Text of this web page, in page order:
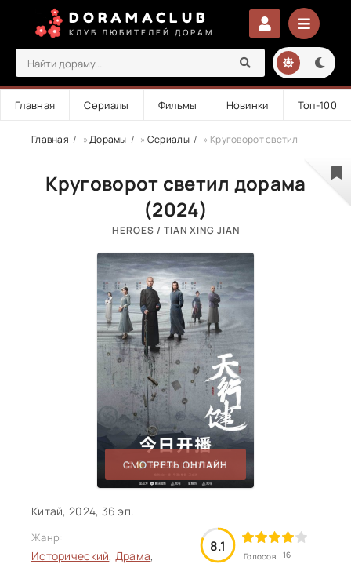
DORAMACLUB
КЛУБ ЛЮБИТЕЛЕЙ ДОРАМ
Главная Сериалы Фильмы Новинки Топ-100
Главная »Дорамы » Сериалы » Круговорот светил
Круговорот светил дорама
(2024)
HEROES / TIAN XING JIAN
СМОТРЕТЬ ОНЛАЙН
Китай, 2024, 36 эп.
Жанр:
Исторический, Драма,
8.1
Голосов: 16